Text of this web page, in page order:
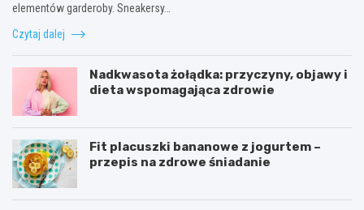
elementów garderoby. Sneakersy…
Czytaj dalej
Nadkwasota żołądka: przyczyny, objawy i
dieta wspomagająca zdrowie
Fit placuszki bananowe z jogurtem –
przepis na zdrowe śniadanie